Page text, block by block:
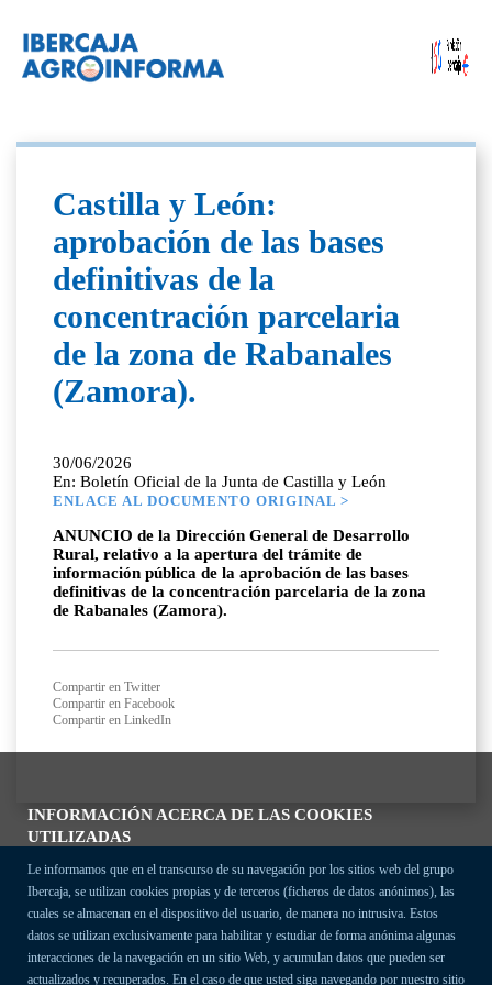
INFORMACIÓN ACERCA DE LAS COOKIES
UTILIZADAS
Le informamos que en el transcurso de su navegación por los sitios web del grupo
Ibercaja, se utilizan cookies propias y de terceros (ficheros de datos anónimos), las
cuales se almacenan en el dispositivo del usuario, de manera no intrusiva. Estos
datos se utilizan exclusivamente para habilitar y estudiar de forma anónima algunas
interacciones de la navegación en un sitio Web, y acumulan datos que pueden ser
actualizados y recuperados. En el caso de que usted siga navegando por nuestro sitio
Castilla y León:
aprobación de las bases
definitivas de la
concentración parcelaria
de la zona de Rabanales
(Zamora).
30/06/2026
En: Boletín Oficial de la Junta de Castilla y León
ENLACE AL DOCUMENTO ORIGINAL >
ANUNCIO de la Dirección General de Desarrollo
Rural, relativo a la apertura del trámite de
información pública de la aprobación de las bases
definitivas de la concentración parcelaria de la zona
de Rabanales (Zamora).
Compartir en Twitter
Compartir en Facebook
Compartir en LinkedIn